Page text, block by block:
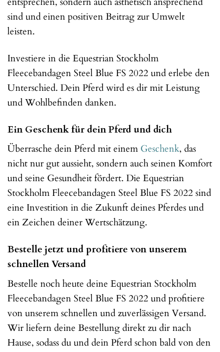
sind und einen positiven Beitrag zur Umwelt
leisten.
Investiere in die Equestrian Stockholm
Fleecebandagen Steel Blue FS 2022 und erlebe den
Unterschied. Dein Pferd wird es dir mit Leistung
und Wohlbefinden danken.
Ein Geschenk für dein Pferd und dich
Überrasche dein Pferd mit einem Geschenk, das
nicht nur gut aussieht, sondern auch seinen Komfort
und seine Gesundheit fördert. Die Equestrian
Stockholm Fleecebandagen Steel Blue FS 2022 sind
eine Investition in die Zukunft deines Pferdes und
ein Zeichen deiner Wertschätzung.
Bestelle jetzt und profitiere von unserem
schnellen Versand
Bestelle noch heute deine Equestrian Stockholm
Fleecebandagen Steel Blue FS 2022 und profitiere
von unserem schnellen und zuverlässigen Versand.
Wir liefern deine Bestellung direkt zu dir nach
Hause, sodass du und dein Pferd schon bald von den